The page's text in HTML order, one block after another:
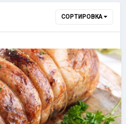
СОРТИРОВКА